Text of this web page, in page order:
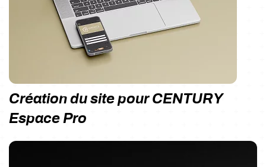
Création du site pour CENTURY
Espace Pro